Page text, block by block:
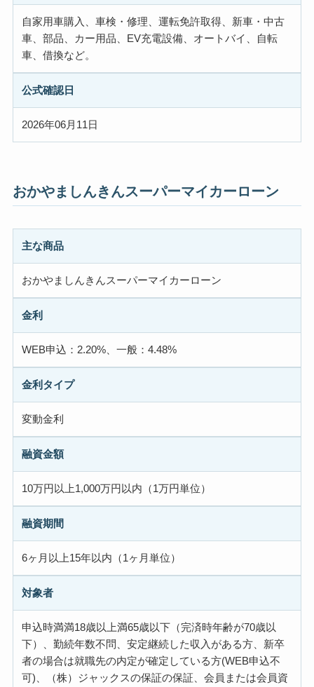
自家用車購入、車検・修理、運転免許取得、新車・中古
車、部品、カー用品、EV充電設備、オートバイ、自転
車、借換など。
公式確認日
2026年06月11日
おかやましんきんスーパーマイカーローン
主な商品
おかやましんきんスーパーマイカーローン
金利
WEB申込：2.20%、一般：4.48%
金利タイプ
変動金利
融資金額
10万円以上1,000万円以内（1万円単位）
融資期間
6ヶ月以上15年以内（1ヶ月単位）
対象者
申込時満満18歳以上満65歳以下（完済時年齢が70歳以
下）、勤続年数不問、安定継続した収入がある方、新卒
者の場合は就職先の内定が確定している方(WEB申込不
可)、（株）ジャックスの保証の保証、会員または会員資